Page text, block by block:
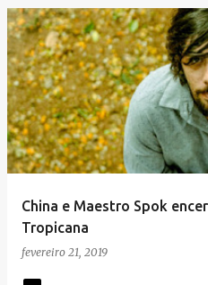
China e Maestro Spok
Tropicana
fevereiro 21, 2019